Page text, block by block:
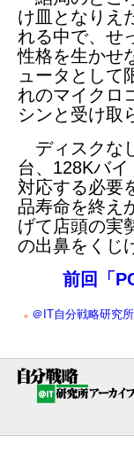
け皿となりえ
れる中で、せ
性格を生かせ
ュータとして
れのマイクロ
シンと受け取
ディスクな
台、128Kバ
対応する必要
品寿命を終え
げて店頭の実
の出鼻をくじ
前回「
»＠IT自分戦略研究